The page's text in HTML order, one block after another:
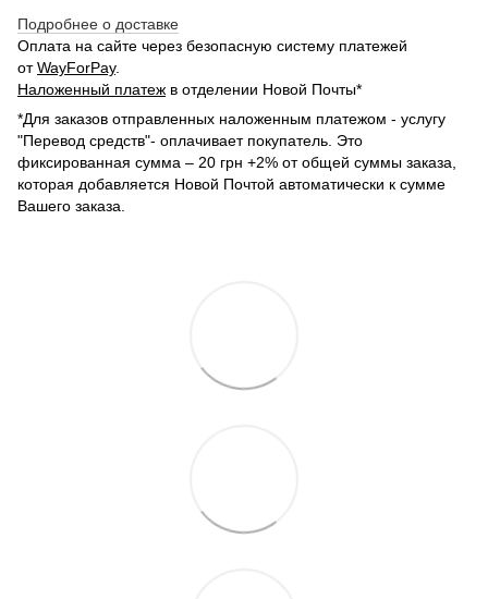
Подробнее о доставке
Оплата на сайте через безопасную систему платежей
отWayForPay.
Наложенный платеж в отделении Новой Почты*
*Для заказов отправленных наложенным платежом - услугу
"Перевод средств"- оплачивает покупатель. Это
фиксированная сумма – 20 грн +2% от общей суммы заказа,
которая добавляется Новой Почтой автоматически к сумме
Вашего заказа.